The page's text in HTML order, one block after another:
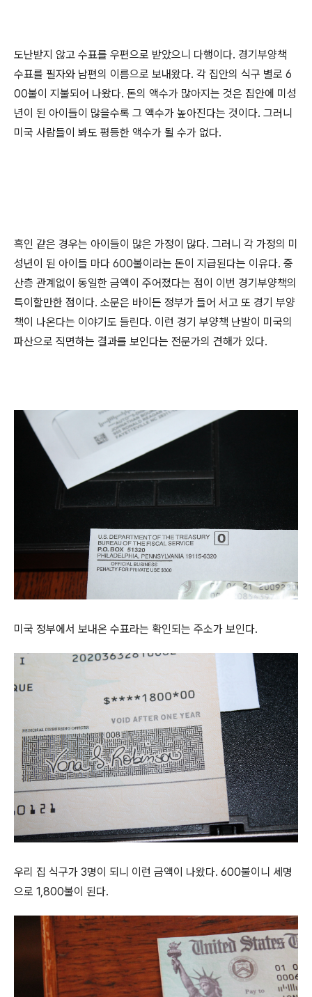
도난받지 않고 수표를 우편으로 받았으니 다행이다. 경기부양책
수표를 필자와 남편의 이름으로 보내왔다. 각 집안의 식구 별로 6
00불이 지불되어 나왔다. 돈의 액수가 많아지는 것은 집안에 미성
년이 된 아이들이 많을수록 그 액수가 높아진다는 것이다. 그러니
미국 사람들이 봐도 평등한 액수가 될 수가 없다.
흑인 같은 경우는 아이들이 많은 가정이 많다. 그러니 각 가정의 미
성년이 된 아이들 마다 600불이라는 돈이 지급된다는 이유다. 중
산층 관계없이 동일한 금액이 주어졌다는 점이 이번 경기부양책의
특이할만한 점이다. 소문은 바이든 정부가 들어 서고 또 경기 부양
책이 나온다는 이야기도 들린다. 이런 경기 부양책 난발이 미국의
파산으로 직면하는 결과를 보인다는 전문가의 견해가 있다.
미국 정부에서 보내온 수표라는 확인되는 주소가 보인다.
우리 집 식구가 3명이 되니 이런 금액이 나왔다. 600불이니 세명
으로 1,800불이 된다.